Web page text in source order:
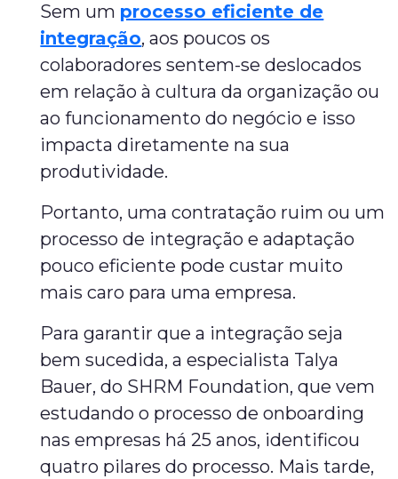
Sem um processo eficiente de
integração, aos poucos os
colaboradores sentem-se deslocados
em relação à cultura da organização ou
ao funcionamento do negócio e isso
impacta diretamente na sua
produtividade.
Portanto, uma contratação ruim ou um
processo de integração e adaptação
pouco eficiente pode custar muito
mais caro para uma empresa.
Para garantir que a integração seja
bem sucedida, a especialista Talya
Bauer, do SHRM Foundation, que vem
estudando o processo de onboarding
nas empresas há 25 anos, identificou
quatro pilares do processo. Mais tarde,